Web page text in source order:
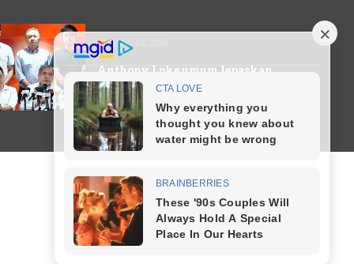
AUGUST 03, 2026
Anthony Loke umum lepaskan
jawatan Pengerusi DAP serta
merta